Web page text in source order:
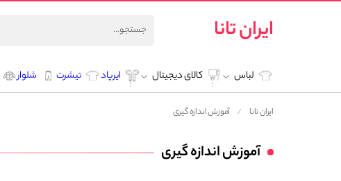
ایران تانا
لباس کالای دیجیتال ایرپاد تیشرت شلوار
ایران تانا آموزش اندازه گیری
آموزش اندازه گیری